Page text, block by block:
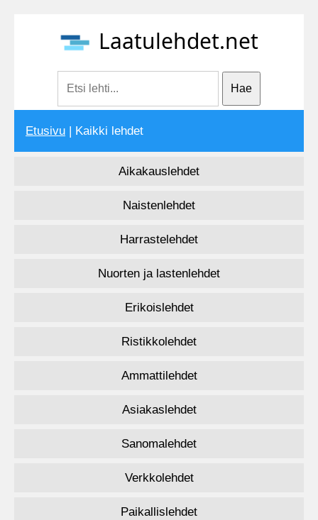
Laatulehdet.net
Etusivu | Kaikki lehdet
Aikakauslehdet
Naistenlehdet
Harrastelehdet
Nuorten ja lastenlehdet
Erikoislehdet
Ristikkolehdet
Ammattilehdet
Asiakaslehdet
Sanomalehdet
Verkkolehdet
Paikallislehdet